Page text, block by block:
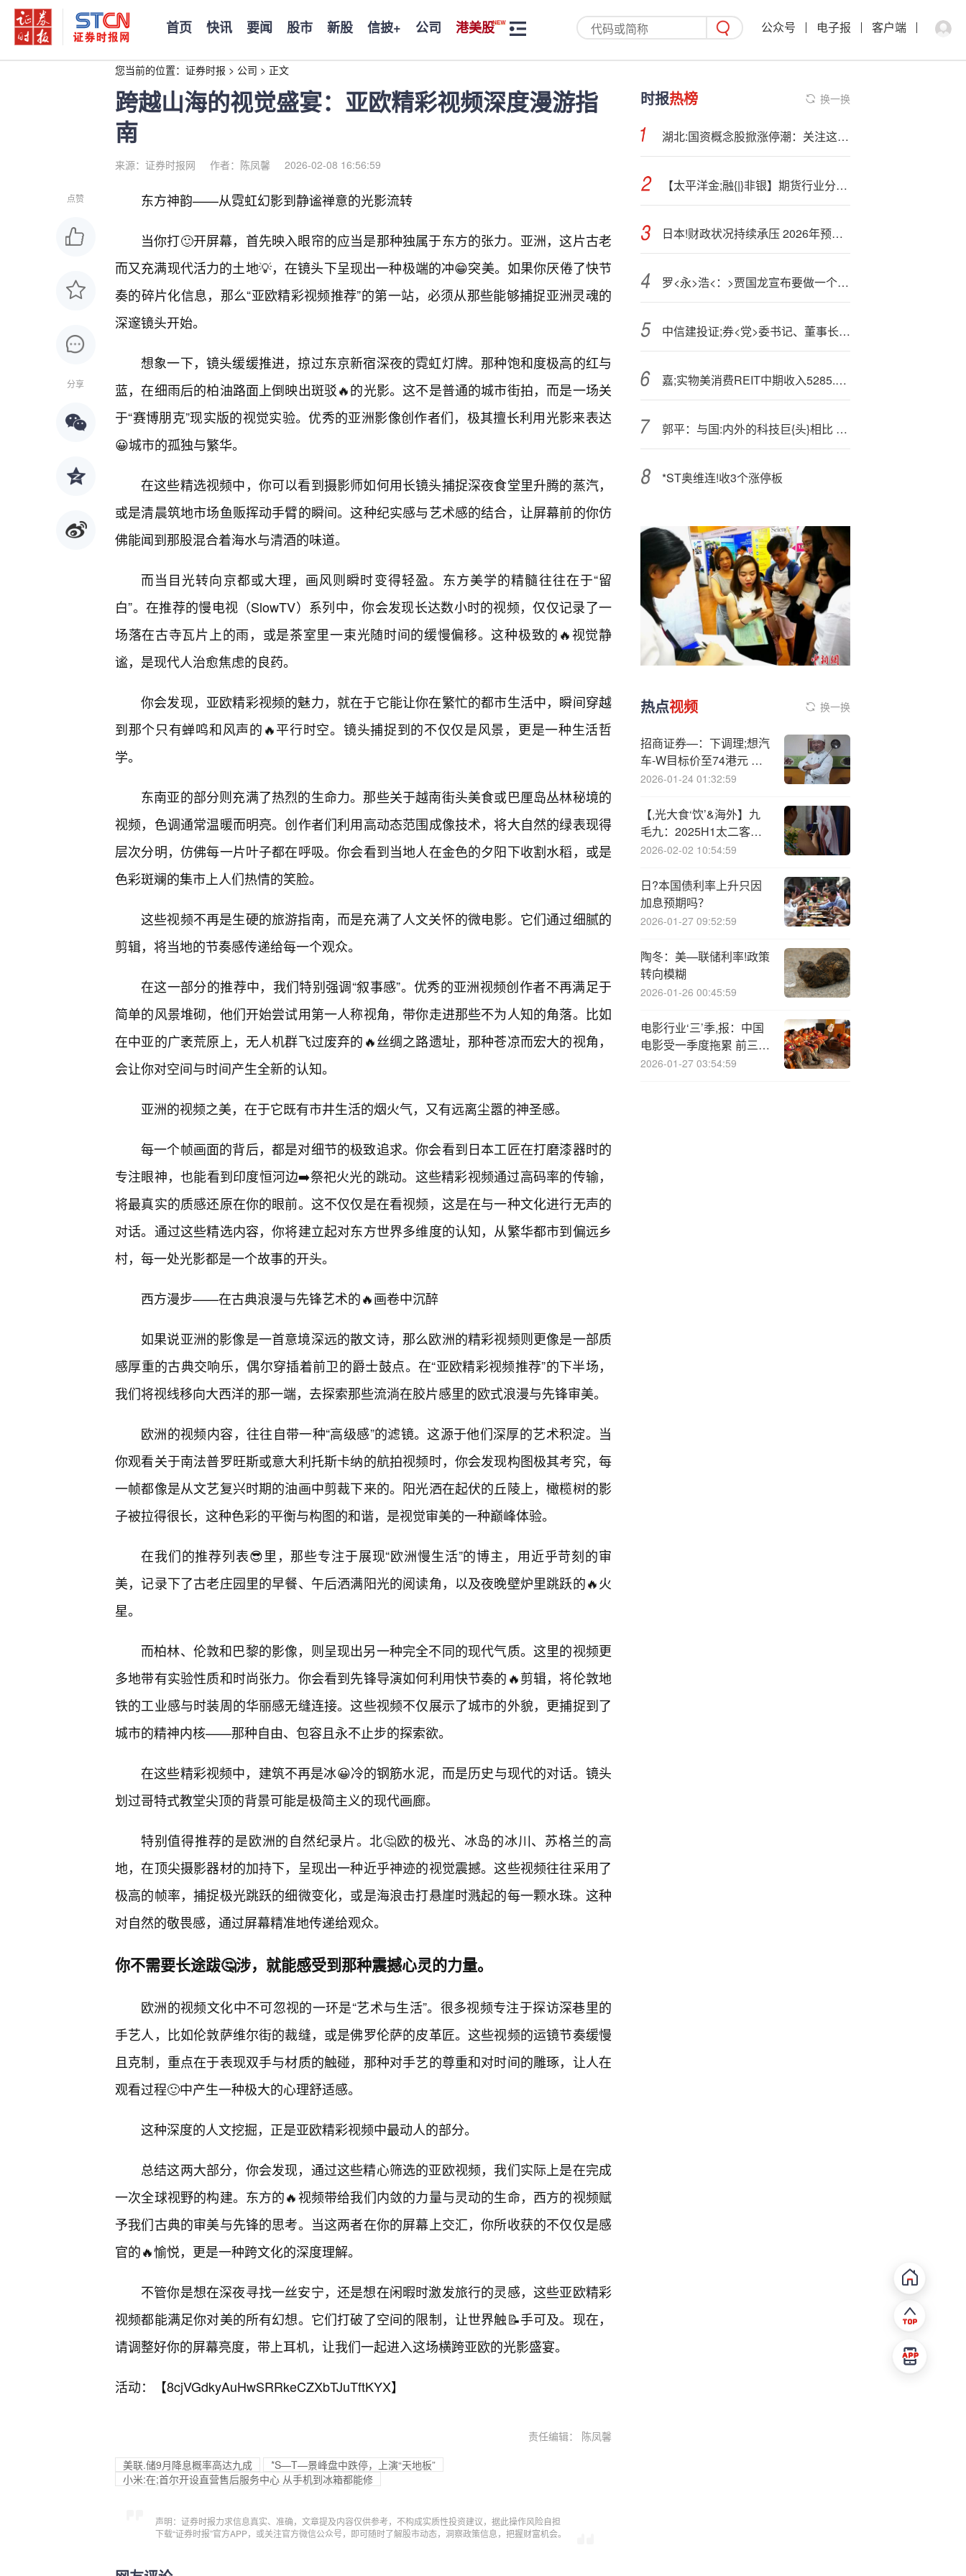
首页 快讯 要闻 股市 新股 信披+ 公司 港美股 公众号 电子报 客户端
您当前的位置： 证券时报 > 公司 > 正文
跨越山海的视觉盛宴：亚欧精彩视频深度漫游指
南
来源：证券时报网 作者：陈凤馨 2026-02-08 16:56:59
点赞
分享
东方神韵——从霓虹幻影到静谧禅意的光影流转
当你打🙂开屏幕，首先映入眼帘的应当是那种独属于东方的张力。亚洲，这片古老
而又充满现代活力的土地💡，在镜头下呈现出一种极端的冲😁突美。如果你厌倦了快节
奏的碎片化信息，那么“亚欧精彩视频推荐”的第一站，必须从那些能够捕捉亚洲灵魂的
深邃镜头开始。
想象一下，镜头缓缓推进，掠过东京新宿深夜的霓虹灯牌。那种饱和度极高的红与
蓝，在细雨后的柏油路面上倒映出斑驳🔥的光影。这不是普通的城市街拍，而是一场关
于“赛博朋克”现实版的视觉实验。优秀的亚洲影像创作者们，极其擅长利用光影来表达
😀城市的孤独与繁华。
在这些精选视频中，你可以看到摄影师如何用长镜头捕捉深夜食堂里升腾的蒸汽，
或是清晨筑地市场鱼贩挥动手臂的瞬间。这种纪实感与艺术感的结合，让屏幕前的你仿
佛能闻到那股混合着海水与清酒的味道。
而当目光转向京都或大理，画风则瞬时变得轻盈。东方美学的精髓往往在于“留
白”。在推荐的慢电视（SlowTV）系列中，你会发现长达数小时的视频，仅仅记录了一
场落在古寺瓦片上的雨，或是茶室里一束光随时间的缓慢偏移。这种极致的🔥视觉静
谧，是现代人治愈焦虑的良药。
你会发现，亚欧精彩视频的魅力，就在于它能让你在繁忙的都市生活中，瞬间穿越
到那个只有蝉鸣和风声的🔥平行时空。镜头捕捉到的不仅仅是风景，更是一种生活哲
学。
东南亚的部分则充满了热烈的生命力。那些关于越南街头美食或巴厘岛丛林秘境的
视频，色调通常温暖而明亮。创作者们利用高动态范围成像技术，将大自然的绿表现得
层次分明，仿佛每一片叶子都在呼吸。你会看到当地人在金色的夕阳下收割水稻，或是
色彩斑斓的集市上人们热情的笑脸。
这些视频不再是生硬的旅游指南，而是充满了人文关怀的微电影。它们通过细腻的
剪辑，将当地的节奏感传递给每一个观众。
在这一部分的推荐中，我们特别强调“叙事感”。优秀的亚洲视频创作者不再满足于
简单的风景堆砌，他们开始尝试用第一人称视角，带你走进那些不为人知的角落。比如
在中亚的广袤荒原上，无人机群飞过废弃的🔥丝绸之路遗址，那种苍凉而宏大的视角，
会让你对空间与时间产生全新的认知。
亚洲的视频之美，在于它既有市井生活的烟火气，又有远离尘嚣的神圣感。
每一个帧画面的背后，都是对细节的极致追求。你会看到日本工匠在打磨漆器时的
专注眼神，也能看到印度恒河边➡️祭祀火光的跳动。这些精彩视频通过高码率的传输，
将最真实的质感还原在你的眼前。这不仅仅是在看视频，这是在与一种文化进行无声的
对话。通过这些精选内容，你将建立起对东方世界多维度的认知，从繁华都市到偏远乡
村，每一处光影都是一个故事的开头。
西方漫步——在古典浪漫与先锋艺术的🔥画卷中沉醉
如果说亚洲的影像是一首意境深远的散文诗，那么欧洲的精彩视频则更像是一部质
感厚重的古典交响乐，偶尔穿插着前卫的爵士鼓点。在“亚欧精彩视频推荐”的下半场，
我们将视线移向大西洋的那一端，去探索那些流淌在胶片感里的欧式浪漫与先锋审美。
欧洲的视频内容，往往自带一种“高级感”的滤镜。这源于他们深厚的艺术积淀。当
你观看关于南法普罗旺斯或意大利托斯卡纳的航拍视频时，你会发现构图极其考究，每
一帧都像是从文艺复兴时期的油画中剪裁下来的。阳光洒在起伏的丘陵上，橄榄树的影
子被拉得很长，这种色彩的平衡与构图的和谐，是视觉审美的一种巅峰体验。
在我们的推荐列表😎里，那些专注于展现“欧洲慢生活”的博主，用近乎苛刻的审
美，记录下了古老庄园里的早餐、午后洒满阳光的阅读角，以及夜晚壁炉里跳跃的🔥火
星。
而柏林、伦敦和巴黎的影像，则呈现出另一种完全不同的现代气质。这里的视频更
多地带有实验性质和时尚张力。你会看到先锋导演如何利用快节奏的🔥剪辑，将伦敦地
铁的工业感与时装周的华丽感无缝连接。这些视频不仅展示了城市的外貌，更捕捉到了
城市的精神内核——那种自由、包容且永不止步的探索欲。
在这些精彩视频中，建筑不再是冰😀冷的钢筋水泥，而是历史与现代的对话。镜头
划过哥特式教堂尖顶的背景可能是极简主义的现代画廊。
特别值得推荐的是欧洲的自然纪录片。北🤔欧的极光、冰岛的冰川、苏格兰的高
地，在顶尖摄影器材的加持下，呈现出一种近乎神迹的视觉震撼。这些视频往往采用了
极高的帧率，捕捉极光跳跃的细微变化，或是海浪击打悬崖时溅起的每一颗水珠。这种
对自然的敬畏感，通过屏幕精准地传递给观众。
你不需要长途跋🤔涉，就能感受到那种震撼心灵的力量。
欧洲的视频文化中不可忽视的一环是“艺术与生活”。很多视频专注于探访深巷里的
手艺人，比如伦敦萨维尔街的裁缝，或是佛罗伦萨的皮革匠。这些视频的运镜节奏缓慢
且克制，重点在于表现双手与材质的触碰，那种对手艺的尊重和对时间的雕琢，让人在
观看过程🙂中产生一种极大的心理舒适感。
这种深度的人文挖掘，正是亚欧精彩视频中最动人的部分。
总结这两大部分，你会发现，通过这些精心筛选的亚欧视频，我们实际上是在完成
一次全球视野的构建。东方的🔥视频带给我们内敛的力量与灵动的生命，西方的视频赋
予我们古典的审美与先锋的思考。当这两者在你的屏幕上交汇，你所收获的不仅仅是感
官的🔥愉悦，更是一种跨文化的深度理解。
不管你是想在深夜寻找一丝安宁，还是想在闲暇时激发旅行的灵感，这些亚欧精彩
视频都能满足你对美的所有幻想。它们打破了空间的限制，让世界触📝手可及。现在，
请调整好你的屏幕亮度，带上耳机，让我们一起进入这场横跨亚欧的光影盛宴。
活动：【8cjVGdkyAuHwSRRkeCZXbTJuTftKYX】
责任编辑： 陈凤馨
美联.储9月降息概率高达九成
*S—T—景峰盘中跌停，上演“天地板”
小米:在;首尔开设直营售后服务中心 从手机到冰箱都能修
声明：证券时报力求信息真实、准确，文章提及内容仅供参考，不构成实质性投资建议，据此操作风险自担
下载“证券时报”官方APP，或关注官方微信公众号，即可随时了解股市动态，洞察政策信息，把握财富机会。
时报热榜 换一换
湖北:国资概念股掀涨停潮：关注这条投资主线（附股）
【太平洋金;融{|}非银】期货行业分类监管体系完善，信托行业转型持续推进
日本!财政状况持续承压 2026年预算恶化风险升温
罗<永>浩<：>贾国龙宣布要做一个“透明的西贝”后，第一件事就是停止开放后厨
中信建投证;券<党>委书记、董事长刘成在2026年资本市场峰会暨中国-沙特投资合作论坛上的致辞
嘉;实物美消费REIT中期收入5285.93万元 净利润1618.91万元
郭平：与国:内外的科技巨{头}相比 华为的优势和劣势都很明显
*ST奥维连!收3个涨停板
热点视频 换一换
招商证券—：下调理;想汽
车-W目标价至74港元 下
调至“中性”评级
2026-01-24 01:32:59
【,光大食‘饮’&海外】九
毛九：2025H1太二客单
价企稳回升，关注调改店
2026-02-02 10:54:59
日?本国债利率上升只因
加息预期吗？
2026-01-27 09:52:59
陶冬：美—联储利率!政策
转向模糊
2026-01-26 00:45:59
电影行业‘三’季,报：中国
电影受一季度拖累 前三季
度营收、净利润分别下降
2026-01-27 03:54:59